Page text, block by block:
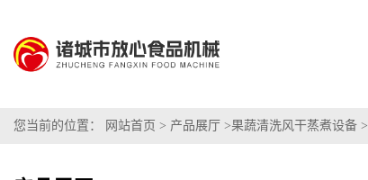
您当前的位置： 网站首页 > 产品展厅 >果蔬清洗风干蒸煮设备 >